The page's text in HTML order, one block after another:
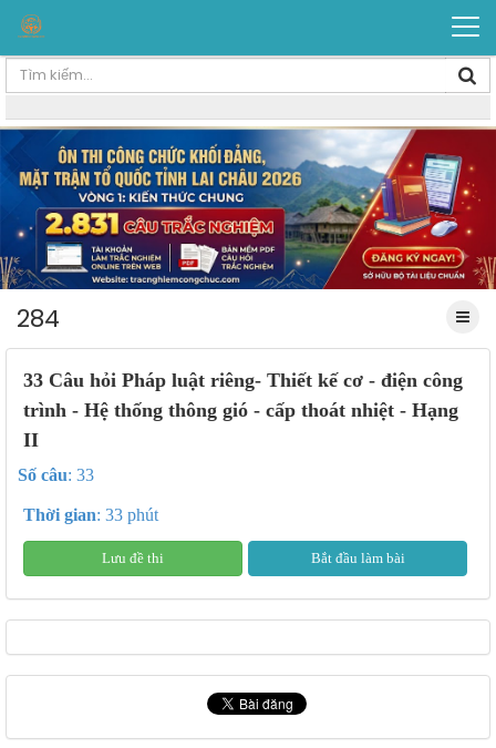
284
33 Câu hỏi Pháp luật riêng- Thiết kế cơ - điện công
trình - Hệ thống thông gió - cấp thoát nhiệt - Hạng
II
Số câu: 33
Thời gian: 33 phút
Lưu đề thi Bắt đầu làm bài